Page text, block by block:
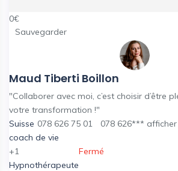
0€
Sauvegarder
Maud Tiberti Boillon
"Collaborer avec moi, c’est choisir d’être
votre transformation !"
Suisse 078 626 75 01 078 626*** afficher
coach de vie
+1
Hypnothérapeute
Fermé